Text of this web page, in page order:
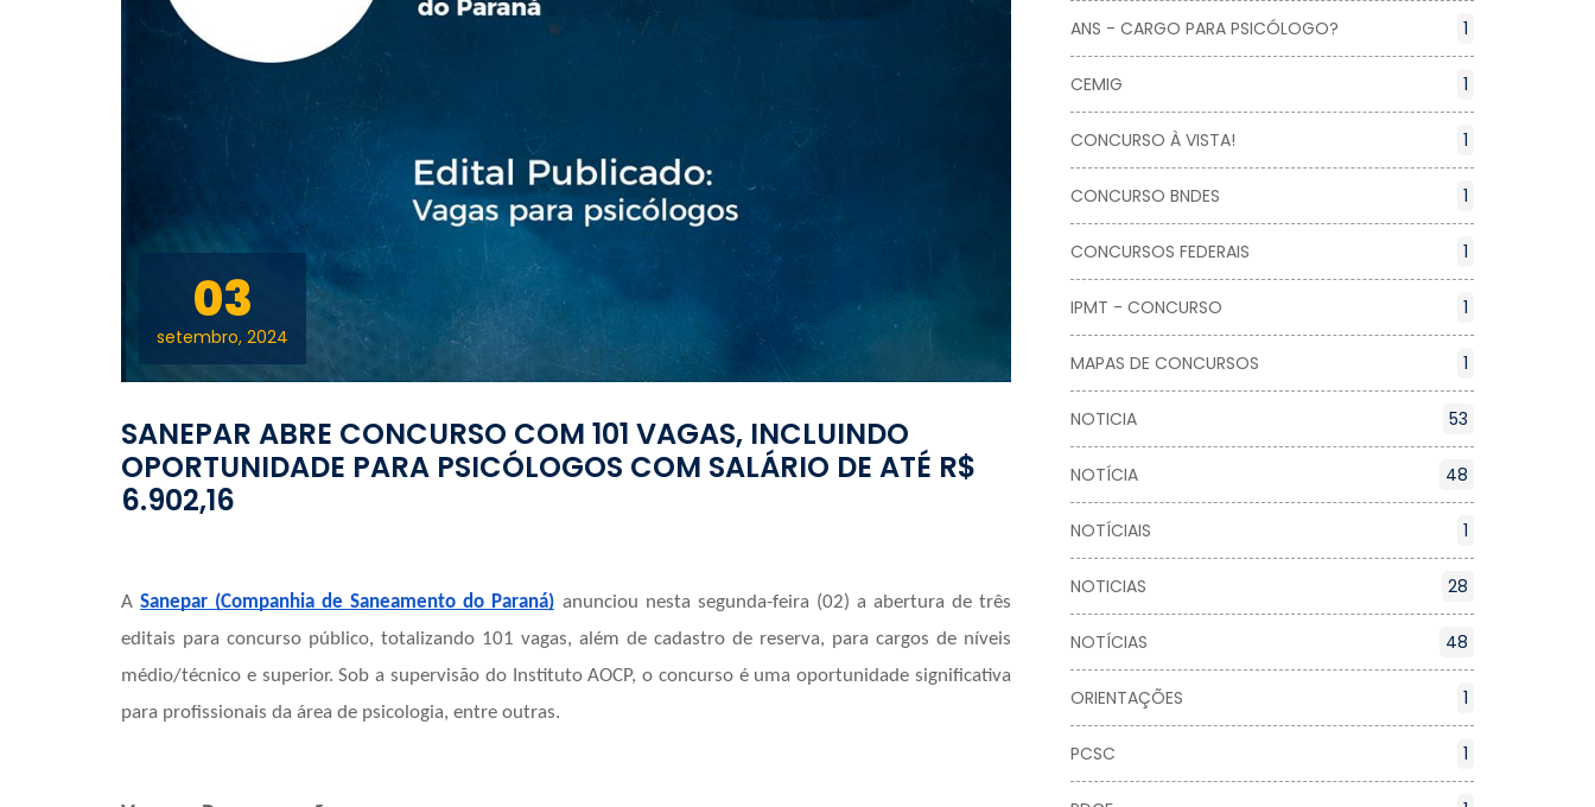
03
setembro, 2024
SANEPAR ABRE CONCURSO COM 101 VAGAS, INCLUINDO
OPORTUNIDADE PARA PSICÓLOGOS COM SALÁRIO DE ATÉ R$
6.902,16
A Sanepar (Companhia de Saneamento do Paraná) anunciou nesta segunda-feira (02) a abertura de três
editais para concurso público, totalizando 101 vagas, além de cadastro de reserva, para cargos de níveis
médio/técnico e superior. Sob a supervisão do Instituto AOCP, o concurso é uma oportunidade significativa
para profissionais da área de psicologia, entre outras.
ANS - CARGO PARA PSICÓLOGO? 1
CEMIG 1
CONCURSO À VISTA! 1
CONCURSO BNDES 1
CONCURSOS FEDERAIS 1
IPMT - CONCURSO 1
MAPAS DE CONCURSOS 1
NOTICIA 53
NOTÍCIA 48
NOTÍCIAIS 1
NOTICIAS 28
NOTÍCIAS 48
ORIENTAÇÕES 1
PCSC 1